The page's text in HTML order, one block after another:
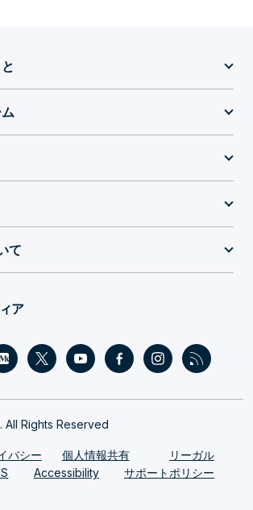
て
ア
Rights Reserved
バシー 個人情報共有
リーガル
Accessibility サポートポリシー